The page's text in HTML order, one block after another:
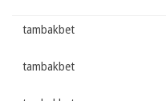
tambakbet
tambakbet